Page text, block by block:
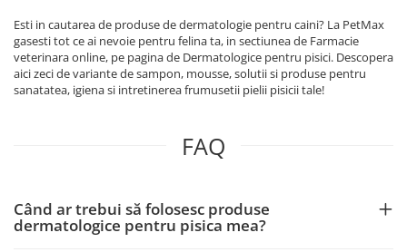
Esti in cautarea de produse de dermatologie pentru caini? La PetMax
gasesti tot ce ai nevoie pentru felina ta, in sectiunea de Farmacie
veterinara online, pe pagina de Dermatologice pentru pisici. Descopera
aici zeci de variante de sampon, mousse, solutii si produse pentru
sanatatea, igiena si intretinerea frumusetii pielii pisicii tale!
FAQ
Când ar trebui să folosesc produse
dermatologice pentru pisica mea?